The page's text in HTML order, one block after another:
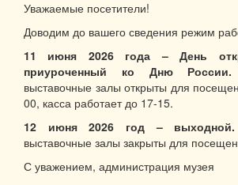
Уважаемые посетители!
Доводим до вашего сведения режим
11 июня 2026 года – День
приуроченный ко Дню России.
выставочные залы открыты для
00, касса работает до 17-15.
12 июня 2026 год – выходной.
выставочные залы закрыты для
С уважением, администрация музея